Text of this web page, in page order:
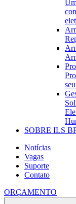
SOBRE ILS
Notícias
Vagas
Suporte
Contato
ORÇAMENTO